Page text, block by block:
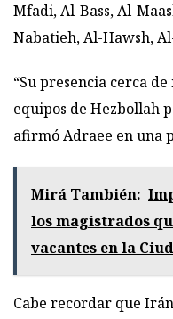
Mfadi, Al-Bass, Al-
Nabatieh, Al-Hawsh,
“Su presencia cerca
equipos de Hezbollah
afirmó Adraee en una
Mirá También:
los magistrados
vacantes en la
Cabe recordar que